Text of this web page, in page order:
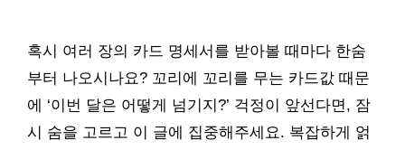
혹시 여러 장의 카드 명세서를 받아볼 때마다 한숨
부터 나오시나요? 꼬리에 꼬리를 무는 카드값 때문
에 ‘이번 달은 어떻게 넘기지?’ 걱정이 앞선다면, 잠
시 숨을 고르고 이 글에 집중해주세요. 복잡하게 얽